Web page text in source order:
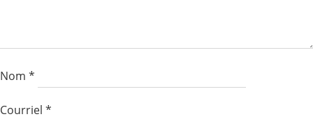
Nom *
Courriel *